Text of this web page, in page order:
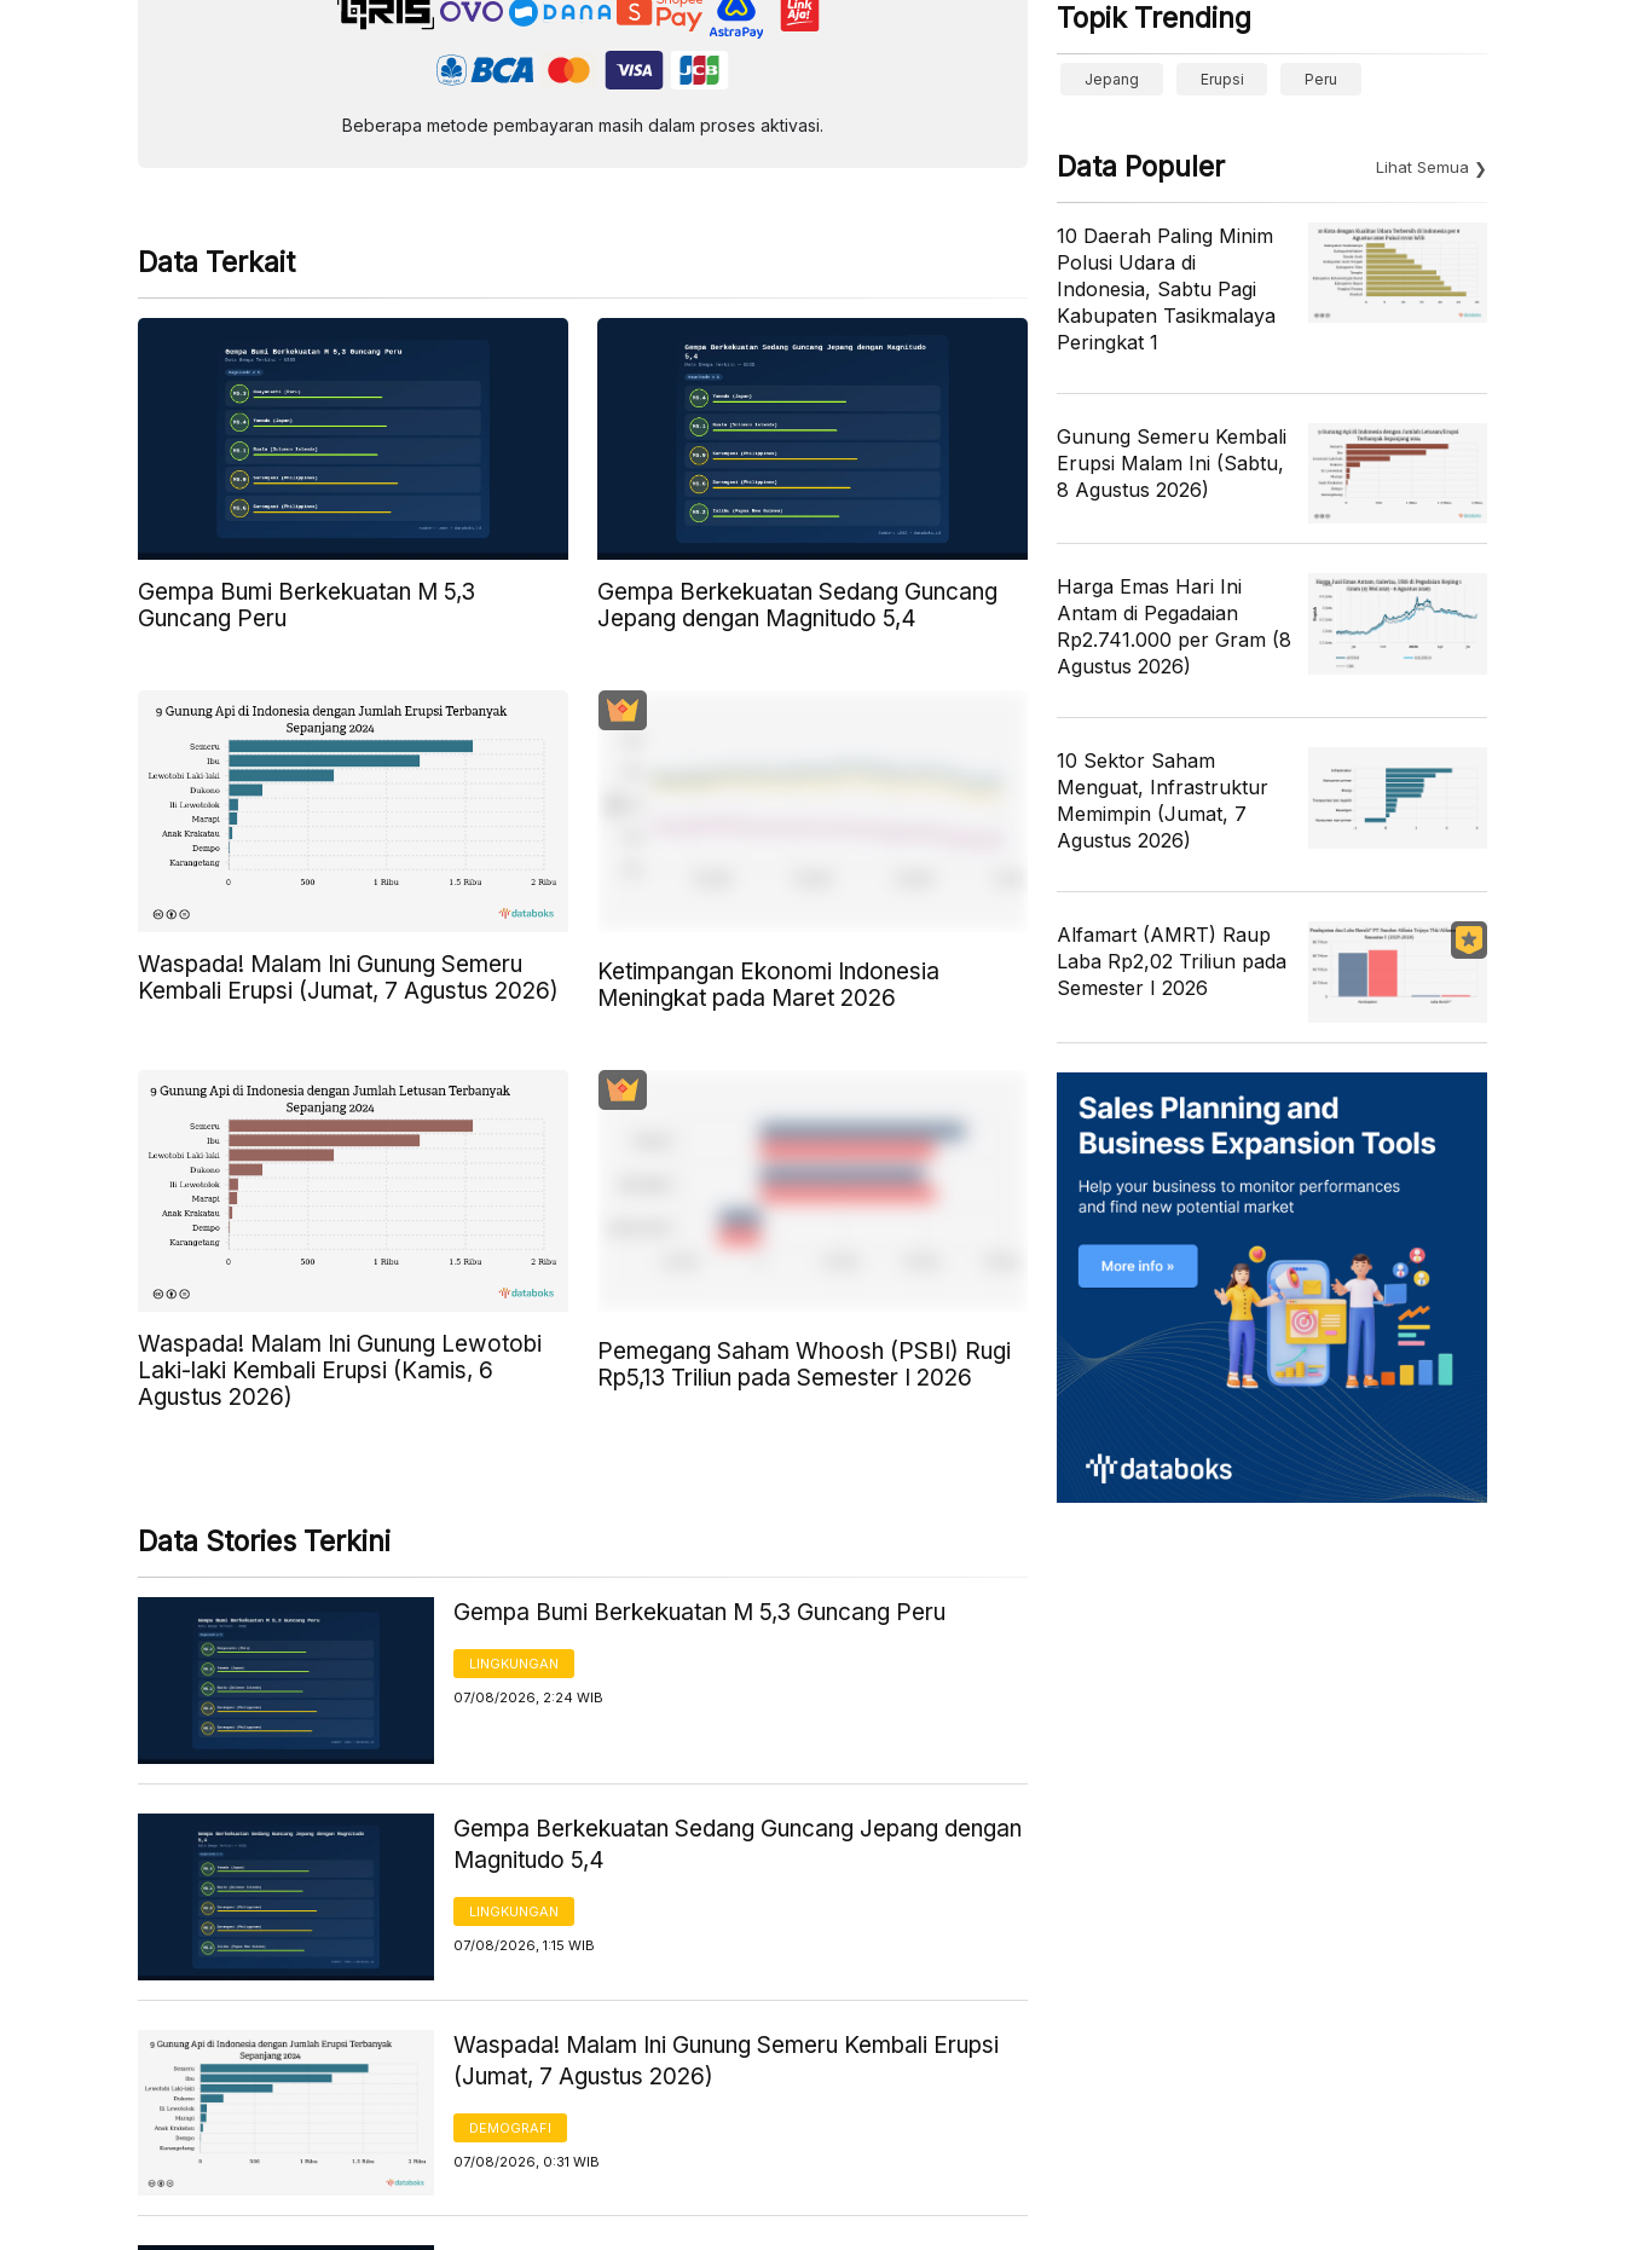
Beberapa metode pembayaran masih dalam proses aktivasi.
Data Terkait
Gempa Bumi Berkekuatan M 5,3
Guncang Peru
Gempa Berkekuatan Sedang Guncang
Jepang dengan Magnitudo 5,4
Waspada! Malam Ini Gunung Semeru
Kembali Erupsi (Jumat, 7 Agustus 2026)
Ketimpangan Ekonomi Indonesia
Meningkat pada Maret 2026
Waspada! Malam Ini Gunung Lewotobi
Laki-laki Kembali Erupsi (Kamis, 6
Agustus 2026)
Pemegang Saham Whoosh (PSBI) Rugi
Rp5,13 Triliun pada Semester I 2026
Data Stories Terkini
Gempa Bumi Berkekuatan M 5,3 Guncang Peru
LINGKUNGAN
07/08/2026, 2:24 WIB
Gempa Berkekuatan Sedang Guncang Jepang dengan
Magnitudo 5,4
LINGKUNGAN
07/08/2026, 1:15 WIB
Waspada! Malam Ini Gunung Semeru Kembali Erupsi
(Jumat, 7 Agustus 2026)
DEMOGRAFI
07/08/2026, 0:31 WIB
Topik Trending
Jepang Erupsi Peru
Data Populer Lihat Semua
10 Daerah Paling Minim
Polusi Udara di
Indonesia, Sabtu Pagi
Kabupaten Tasikmalaya
Peringkat 1
Gunung Semeru Kembali
Erupsi Malam Ini (Sabtu,
8 Agustus 2026)
Harga Emas Hari Ini
Antam di Pegadaian
Rp2.741.000 per Gram (8
Agustus 2026)
10 Sektor Saham
Menguat, Infrastruktur
Memimpin (Jumat, 7
Agustus 2026)
Alfamart (AMRT) Raup
Laba Rp2,02 Triliun pada
Semester I 2026